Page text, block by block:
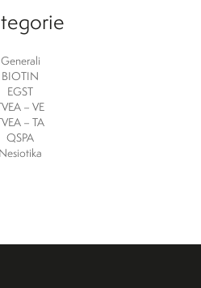
Generali
BIOTIN
EGST
– VE
– TA
QSPA
Nesiotika